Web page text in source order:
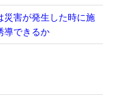
災害が発生した時に施
導できるか